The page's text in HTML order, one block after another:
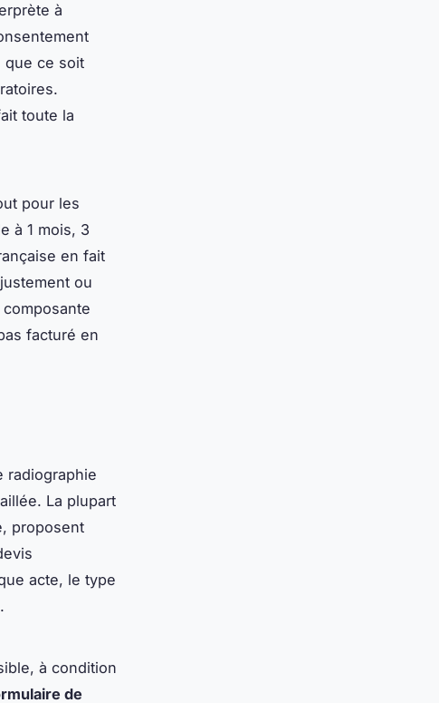
à
que ce soit
toute la
pour les
à 1 mois, 3
en fait
ou
facturé en
radiographie
La plupart
proposent
acte, le type
à condition
de